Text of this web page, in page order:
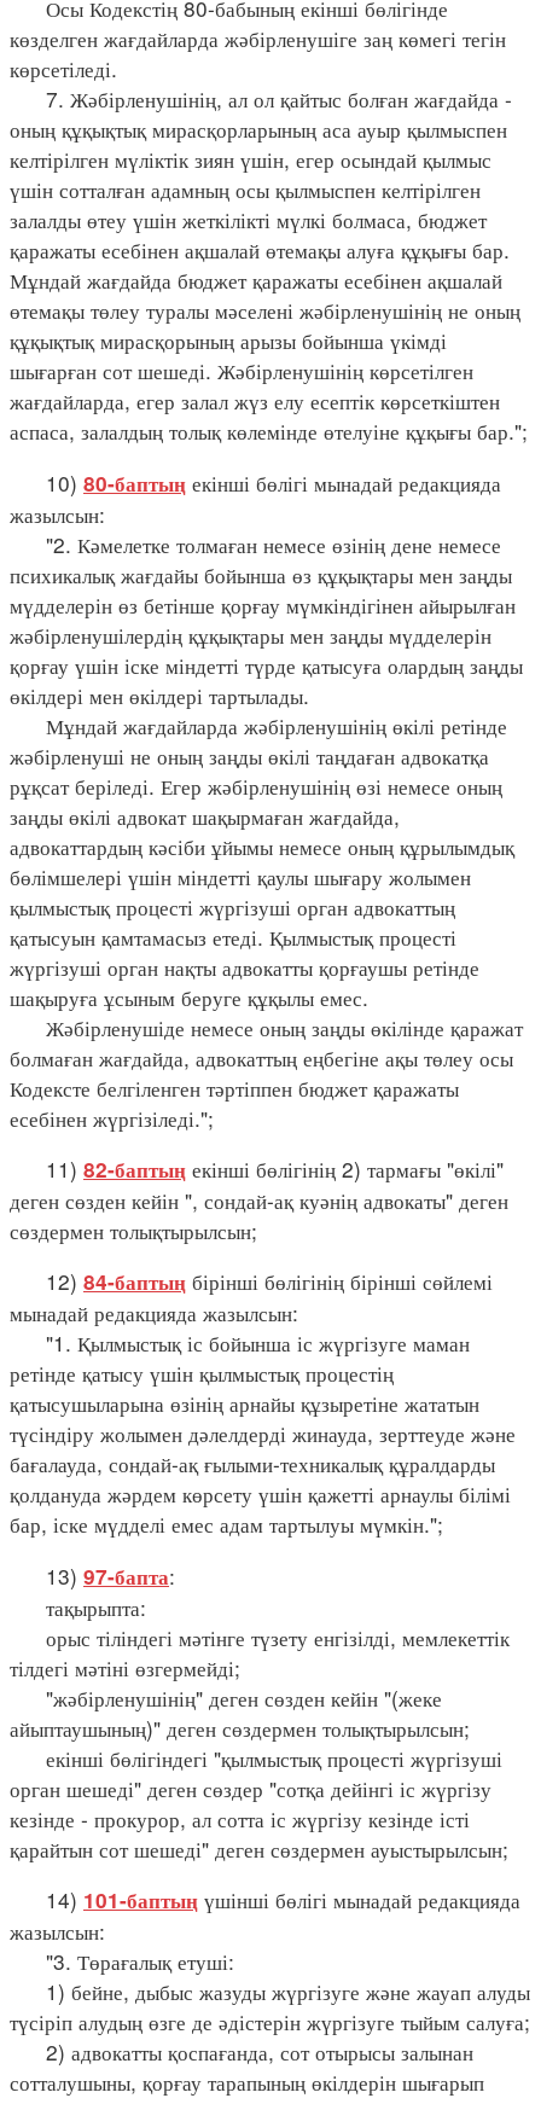
Осы Кодекстің 80-бабының екінші бөлігінде
көзделген жағдайларда жәбірленушіге заң көмегі тегін
көрсетіледі.
7. Жәбірленушінің, ал ол қайтыс болған жағдайда -
оның құқықтық мирасқорларының аса ауыр қылмыспен
келтірілген мүліктік зиян үшін, егер осындай қылмыс
үшін сотталған адамның осы қылмыспен келтірілген
залалды өтеу үшін жеткілікті мүлкі болмаса, бюджет
қаражаты есебінен ақшалай өтемақы алуға құқығы бар.
Мұндай жағдайда бюджет қаражаты есебінен ақшалай
өтемақы төлеу туралы мәселені жәбірленушінің не оның
құқықтық мирасқорының арызы бойынша үкімді
шығарған сот шешеді. Жәбірленушінің көрсетілген
жағдайларда, егер залал жүз елу есептік көрсеткіштен
аспаса, залалдың толық көлемінде өтелуіне құқығы бар.";
10) 80-баптың екінші бөлігі мынадай редакцияда
жазылсын:
"2. Кәмелетке толмаған немесе өзінің дене немесе
психикалық жағдайы бойынша өз құқықтары мен заңды
мүдделерін өз бетінше қорғау мүмкіндігінен айырылған
жәбірленушілердің құқықтары мен заңды мүдделерін
қорғау үшін іске міндетті түрде қатысуға олардың заңды
өкілдері мен өкілдері тартылады.
Мұндай жағдайларда жәбірленушінің өкілі ретінде
жәбірленуші не оның заңды өкілі таңдаған адвокатқа
рұқсат беріледі. Егер жәбірленушінің өзі немесе оның
заңды өкілі адвокат шақырмаған жағдайда,
адвокаттардың кәсіби ұйымы немесе оның құрылымдық
бөлімшелері үшін міндетті қаулы шығару жолымен
қылмыстық процесті жүргізуші орган адвокаттың
қатысуын қамтамасыз етеді. Қылмыстық процесті
жүргізуші орган нақты адвокатты қорғаушы ретінде
шақыруға ұсыным беруге құқылы емес.
Жәбірленушіде немесе оның заңды өкілінде қаражат
болмаған жағдайда, адвокаттың еңбегіне ақы төлеу осы
Кодексте белгіленген тәртіппен бюджет қаражаты
есебінен жүргізіледі.";
11) 82-баптың екінші бөлігінің 2) тармағы "өкілі"
деген сөзден кейін ", сондай-ақ куәнің адвокаты" деген
сөздермен толықтырылсын;
12) 84-баптың бірінші бөлігінің бірінші сөйлемі
мынадай редакцияда жазылсын:
"1. Қылмыстық іс бойынша іс жүргізуге маман
ретінде қатысу үшін қылмыстық процестің
қатысушыларына өзінің арнайы құзыретіне жататын
түсіндіру жолымен дәлелдерді жинауда, зерттеуде және
бағалауда, сондай-ақ ғылыми-техникалық құралдарды
қолдануда жәрдем көрсету үшін қажетті арнаулы білімі
бар, іске мүдделі емес адам тартылуы мүмкін.";
13) 97-бапта:
тақырыпта:
орыс тіліндегі мәтінге түзету енгізілді, мемлекеттік
тілдегі мәтіні өзгермейді;
"жәбірленушінің" деген сөзден кейін "(жеке
айыптаушының)" деген сөздермен толықтырылсын;
екінші бөлігіндегі "қылмыстық процесті жүргізуші
орган шешеді" деген сөздер "сотқа дейінгі іс жүргізу
кезінде - прокурор, ал сотта іс жүргізу кезінде істі
қарайтын сот шешеді" деген сөздермен ауыстырылсын;
14) 101-баптың үшінші бөлігі мынадай редакцияда
жазылсын:
"3. Төрағалық етуші:
1) бейне, дыбыс жазуды жүргізуге және жауап алуды
түсіріп алудың өзге де әдістерін жүргізуге тыйым салуға;
2) адвокатты қоспағанда, сот отырысы залынан
сотталушыны, қорғау тарапының өкілдерін шығарып